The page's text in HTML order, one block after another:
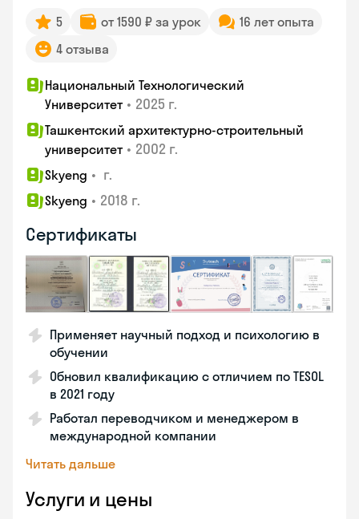
5 от 1590 ₽ за урок
16 лет опыта
4 отзыва
Национальный Технологический
Университет • 2025 г.
Ташкентский архитектурно-строительный
университет • 2002 г.
Skyeng • г.
Skyeng • 2018 г.
Сертификаты
Применяет научный подход и психологию в
обучении
Обновил квалификацию с отличием по TESOL
в 2021 году
Работал переводчиком и менеджером в
международной компании
Читать дальше
Услуги и цены